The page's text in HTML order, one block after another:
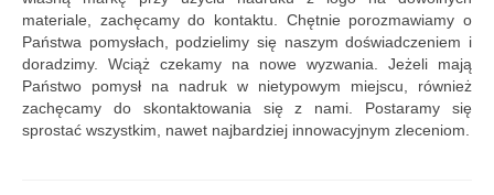
materiale, zachęcamy do kontaktu. Chętnie porozmawiamy o
Państwa pomysłach, podzielimy się naszym doświadczeniem i
doradzimy. Wciąż czekamy na nowe wyzwania. Jeżeli mają
Państwo pomysł na nadruk w nietypowym miejscu, również
zachęcamy do skontaktowania się z nami. Postaramy się
sprostać wszystkim, nawet najbardziej innowacyjnym zleceniom.